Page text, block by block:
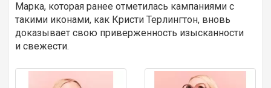
Марка, которая ранее отметилась кампаниями с
такими иконами, как Кристи Терлингтон, вновь
доказывает свою приверженность изысканности
и свежести.